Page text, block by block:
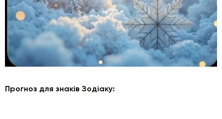
Прогноз для знаків Зодіаку: